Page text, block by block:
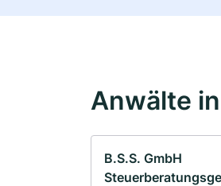
Anwälte
B.S.S. GmbH